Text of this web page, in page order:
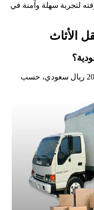
الأثاث
تتراوح تكلفة نقل الأثاث بين 500 إلى 2000 ريال سعودي، حسب